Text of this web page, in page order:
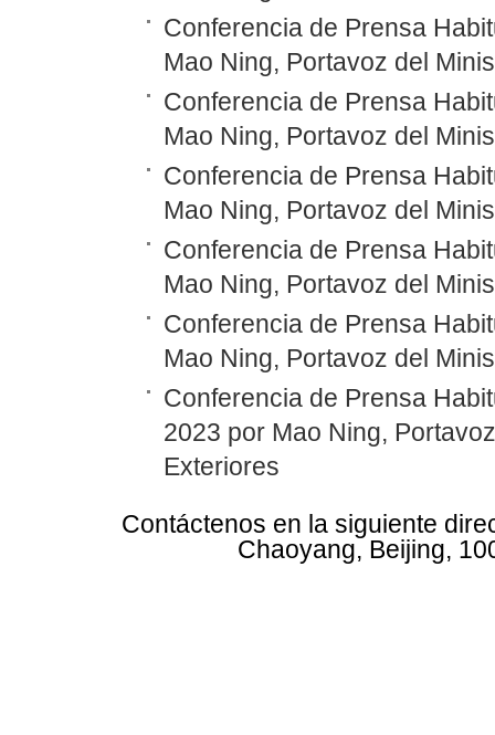
Conferencia de Prensa
Mao Ning, Portavoz del
Conferencia de Prensa
Mao Ning, Portavoz del
Conferencia de Prensa
Mao Ning, Portavoz del
Conferencia de Prensa
Mao Ning, Portavoz del
Conferencia de Prensa
Mao Ning, Portavoz del
Conferencia de Prensa
2023 por Mao Ning,
Exteriores
Contáctenos en la siguiente
Chaoyang, Beijing,